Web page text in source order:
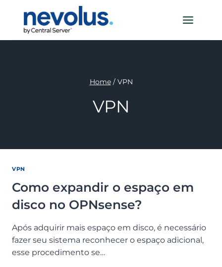
Conteúdo
Home / VPN
VPN
VPN
Como expandir o espaço em
disco no OPNsense?
Após adquirir mais espaço em disco, é necessário
fazer seu sistema reconhecer o espaço adicional,
esse procedimento se…